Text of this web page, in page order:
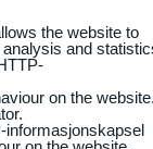
the website to
and
on the
informasjonskapsel